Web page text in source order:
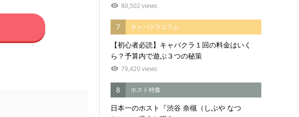
80,502 views
7 キャバクラコラム
【初心者必読】キャバクラ１回の料金はいく
ら？予算内で遊ぶ３つの秘策
79,420 views
8 ホスト特集
日本一のホスト『渋谷 奈槻（しぶや なつ